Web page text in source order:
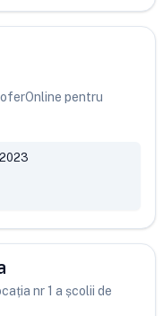
pentru
nr 1 a școlii de